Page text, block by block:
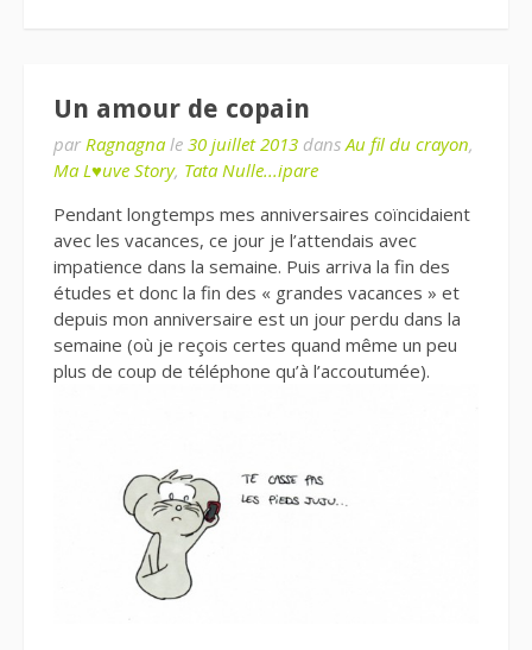
Un amour de copain
par Ragnagna le 30 juillet 2013 dansAu fil du crayon,
Ma L♥uve Story, Tata Nulle...ipare
Pendant longtemps mes anniversaires coïncidaient
avec les vacances, ce jour je l’attendais avec
impatience dans la semaine. Puis arriva la fin des
études et donc la fin des « grandes vacances » et
depuis mon anniversaire est un jour perdu dans la
semaine (où je reçois certes quand même un peu
plus de coup de téléphone qu’à l’accoutumée).